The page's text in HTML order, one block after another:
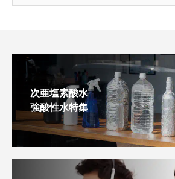
次亜塩素酸水
強酸性水特集